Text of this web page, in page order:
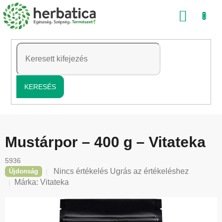
Ugrás
a
tartalomhoz
KERESÉS
Mustárpor – 400 g – Vitateka
5936
Újdonság
A
termék
értékelése
5-
Nincs értékelés Ugrás az értékeléshez
Márka: Vitateka